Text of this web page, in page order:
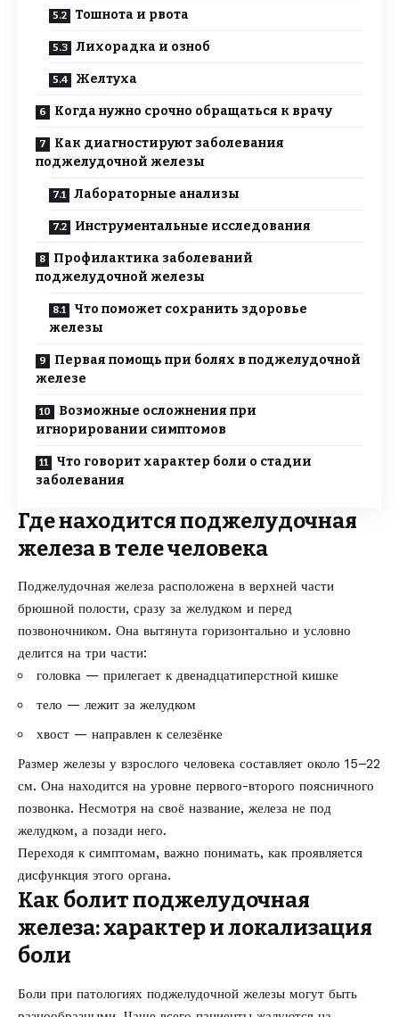
Тошнота и рвота
Лихорадка и озноб
Желтуха
Когда нужно срочно обращаться к врачу
Как диагностируют заболевания
поджелудочной железы
Лабораторные анализы
Инструментальные исследования
Профилактика заболеваний
поджелудочной железы
Что поможет сохранить здоровье
железы
Первая помощь при болях в поджелудочной
железе
Возможные осложнения при
игнорировании симптомов
Что говорит характер боли о стадии
заболевания
Где находится поджелудочная
железа в теле человека
Поджелудочная железа расположена в верхней части
брюшной полости, сразу за желудком и перед
позвоночником. Она вытянута горизонтально и условно
делится на три части:
головка — прилегает к двенадцатиперстной кишке
тело — лежит за желудком
хвост — направлен к селезёнке
Размер железы у взрослого человека составляет около 15–22
см. Она находится на уровне первого-второго поясничного
позвонка. Несмотря на своё название, железа не под
желудком, а позади него.
Переходя к симптомам, важно понимать, как проявляется
дисфункция этого органа.
Как болит поджелудочная
железа: характер и локализация
боли
Боли при патологиях поджелудочной железы могут быть